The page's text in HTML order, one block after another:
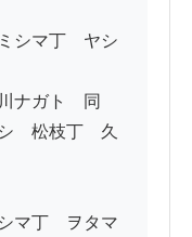
シマ丁　ヤシ
ガト　同
　松枝丁　久
マ丁　ヲタマ